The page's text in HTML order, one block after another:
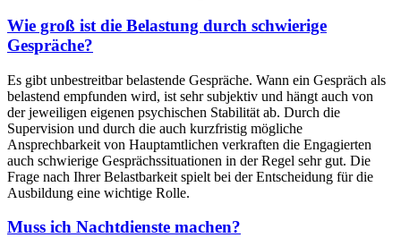
Wie groß ist die Belastung durch schwierige
Gespräche?
Es gibt unbestreitbar belastende Gespräche. Wann ein Gespräch als
belastend empfunden wird, ist sehr subjektiv und hängt auch von
der jeweiligen eigenen psychischen Stabilität ab. Durch die
Supervision und durch die auch kurzfristig mögliche
Ansprechbarkeit von Hauptamtlichen verkraften die Engagierten
auch schwierige Gesprächssituationen in der Regel sehr gut. Die
Frage nach Ihrer Belastbarkeit spielt bei der Entscheidung für die
Ausbildung eine wichtige Rolle.
Muss ich Nachtdienste machen?